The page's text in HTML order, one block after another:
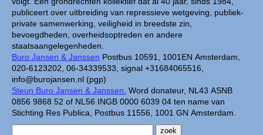
publiceert over uitbreiding van repressieve wetgeving, publiek-
private samenwerking, veiligheid in breedste zin,
bevoegdheden, overheidsoptreden en andere
staatsaangelegenheden.
Buro Jansen & Janssen Postbus 10591, 1001EN Amsterdam,
020-6123202, 06-34339533, signal +31684065516,
info@burojansen.nl (pgp)
Steun Buro Jansen & Janssen. Word donateur, NL43 ASNB
0856 9868 52 of NL56 INGB 0000 6039 04 ten name van
Stichting Res Publica, Postbus 11556, 1001 GN Amsterdam.